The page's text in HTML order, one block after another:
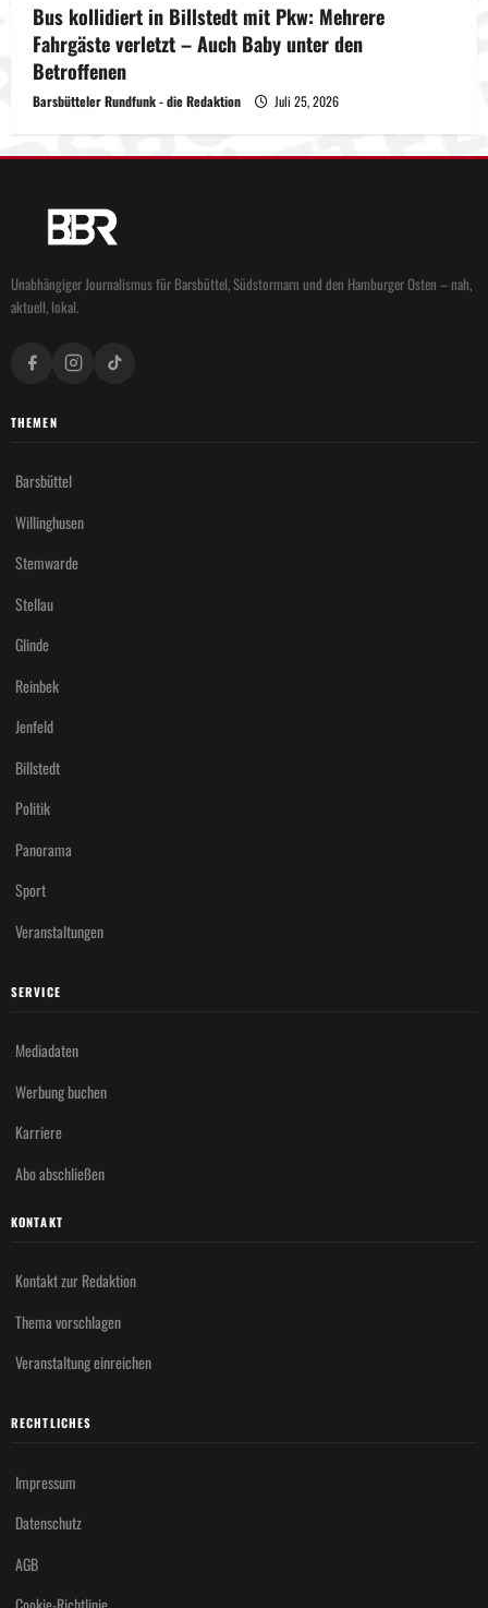
Bus kollidiert in Billstedt mit Pkw: Mehrere
Fahrgäste verletzt – Auch Baby unter den
Betroffenen
Barsbütteler Rundfunk - die Redaktion Juli 25, 2026
Unabhängiger Journalismus für Barsbüttel, Südstormarn und den Hamburger Osten – nah,
aktuell, lokal.
THEMEN
Barsbüttel
Willinghusen
Stemwarde
Stellau
Glinde
Reinbek
Jenfeld
Billstedt
Politik
Panorama
Sport
Veranstaltungen
SERVICE
Mediadaten
Werbung buchen
Karriere
Abo abschließen
KONTAKT
Kontakt zur Redaktion
Thema vorschlagen
Veranstaltung einreichen
RECHTLICHES
Impressum
Datenschutz
AGB